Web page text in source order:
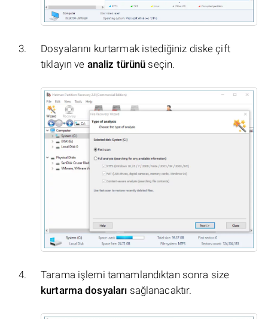
Dosyalarını kurtarmak istediğiniz diske çift
tıklayın ve analiz türünü seçin.
Tarama işlemi tamamlandıktan sonra size
kurtarma dosyaları sağlanacaktır.